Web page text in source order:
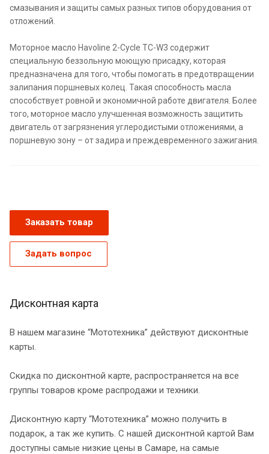
смазывания и защиты самых разных типов оборудования от
отложений.
Моторное масло Havoline 2-Cycle TC-W3 содержит
специальную беззольную моющую присадку, которая
предназначена для того, чтобы помогать в предотвращении
залипания поршневых колец. Такая способность масла
способствует ровной и экономичной работе двигателя. Более
того, моторное масло улучшенная возможность защитить
двигатель от загрязнения углеродистыми отложениями, а
поршневую зону – от задира и преждевременного зажигания.
Заказать товар
Задать вопрос
Дисконтная карта
В нашем магазине “Мототехника” действуют дисконтные
карты.
Скидка по дисконтной карте, распространяется на все
группы товаров кроме распродажи и техники.
Дисконтную карту “Мототехника” можно получить в
подарок, а так же купить. С нашей дисконтной картой Вам
доступны самые низкие цены в Самаре, на самые